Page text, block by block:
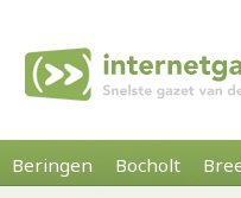
Beringen Bocholt